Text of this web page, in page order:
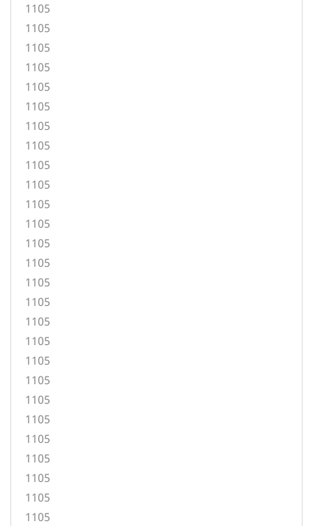
1105
1105
1105
1105
1105
1105
1105
1105
1105
1105
1105
1105
1105
1105
1105
1105
1105
1105
1105
1105
1105
1105
1105
1105
1105
1105
1105